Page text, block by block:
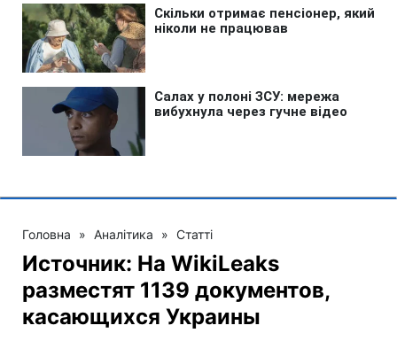
Головна » Аналітика » Статті
Источник: На WikiLeaks
разместят 1139 документов,
касающихся Украины